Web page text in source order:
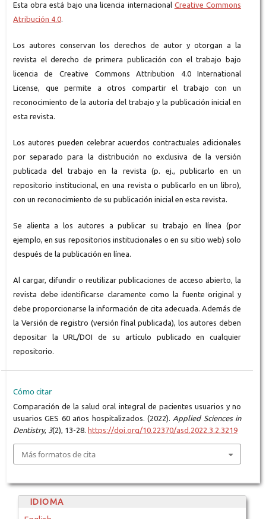
Esta obra está bajo una licencia internacional Creative Commons
Atribución 4.0.
Los autores conservan los derechos de autor y otorgan a la
revista el derecho de primera publicación con el trabajo bajo
licencia de Creative Commons Attribution 4.0 International
License, que permite a otros compartir el trabajo con un
reconocimiento de la autoría del trabajo y la publicación inicial en
esta revista.
Los autores pueden celebrar acuerdos contractuales adicionales
por separado para la distribución no exclusiva de la versión
publicada del trabajo en la revista (p. ej., publicarlo en un
repositorio institucional, en una revista o publicarlo en un libro),
con un reconocimiento de su publicación inicial en esta revista.
Se alienta a los autores a publicar su trabajo en línea (por
ejemplo, en sus repositorios institucionales o en su sitio web) solo
después de la publicación en línea.
Al cargar, difundir o reutilizar publicaciones de acceso abierto, la
revista debe identificarse claramente como la fuente original y
debe proporcionarse la información de cita adecuada. Además de
la Versión de registro (versión final publicada), los autores deben
depositar la URL/DOI de su artículo publicado en cualquier
repositorio.
Cómo citar
Comparación de la salud oral integral de pacientes usuarios y no
usuarios GES 60 años hospitalizados. (2022). Applied Sciences in
Dentistry, 3(2), 13-28. https://doi.org/10.22370/asd.2022.3.2.3219
Más formatos de cita
IDIOMA